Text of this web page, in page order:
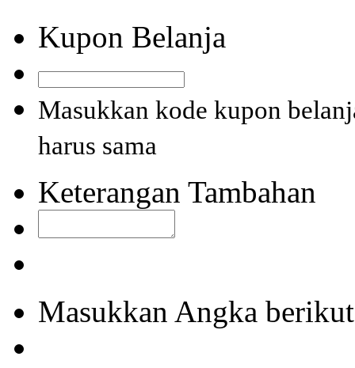
Kupon Belanja
Masukkan kode kupon
harus sama
Keterangan Tambahan
Masukkan Angka berikut